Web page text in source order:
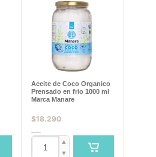
Aceite de Coco Organico
Prensado en frio 1000 ml
Marca Manare
$18.290
▲
▼